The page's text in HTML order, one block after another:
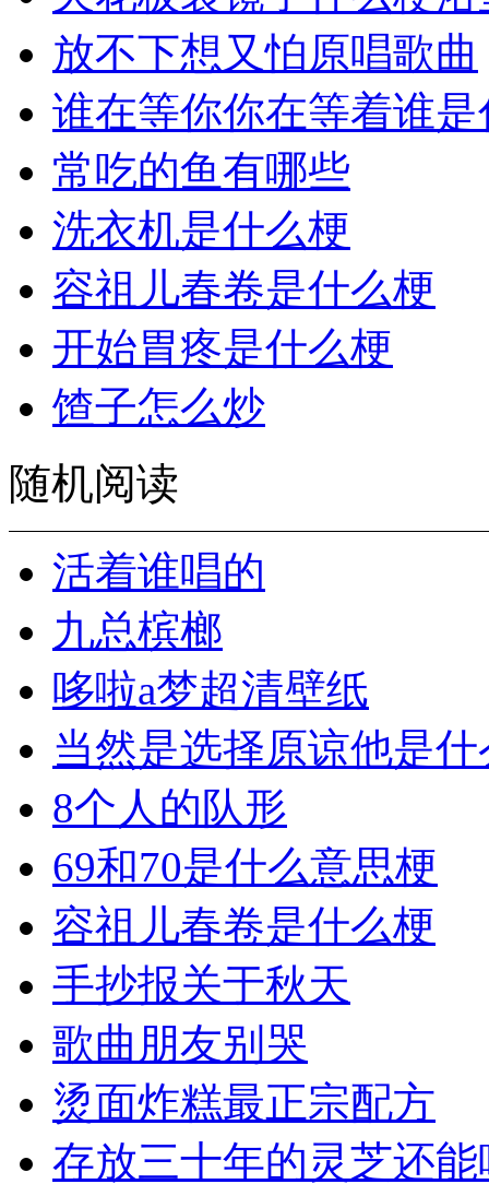
放不下想又怕原唱歌曲
谁在等你你在等着谁
常吃的鱼有哪些
洗衣机是什么梗
容祖儿春卷是什么梗
开始胃疼是什么梗
馇子怎么炒
随机阅读
活着谁唱的
九总槟榔
哆啦a梦超清壁纸
当然是选择原谅他是
8个人的队形
69和70是什么意思梗
容祖儿春卷是什么梗
手抄报关于秋天
歌曲朋友别哭
烫面炸糕最正宗配方
存放三十年的灵芝还能